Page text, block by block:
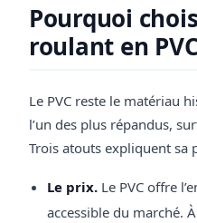
Pourquoi
roulant en
Le PVC reste le matériau
l’un des plus répandus,
Trois atouts expliquent sa
Le prix. Le PVC offre
accessible du marché.